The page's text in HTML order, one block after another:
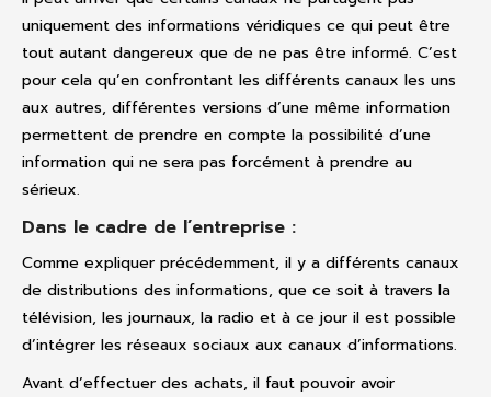
uniquement des informations véridiques ce qui peut être
tout autant dangereux que de ne pas être informé. C’est
pour cela qu’en confrontant les différents canaux les uns
aux autres, différentes versions d’une même information
permettent de prendre en compte la possibilité d’une
information qui ne sera pas forcément à prendre au
sérieux.
Dans le cadre de l’entreprise :
Comme expliquer précédemment, il y a différents canaux
de distributions des informations, que ce soit à travers la
télévision, les journaux, la radio et à ce jour il est possible
d’intégrer les réseaux sociaux aux canaux d’informations.
Avant d’effectuer des achats, il faut pouvoir avoir